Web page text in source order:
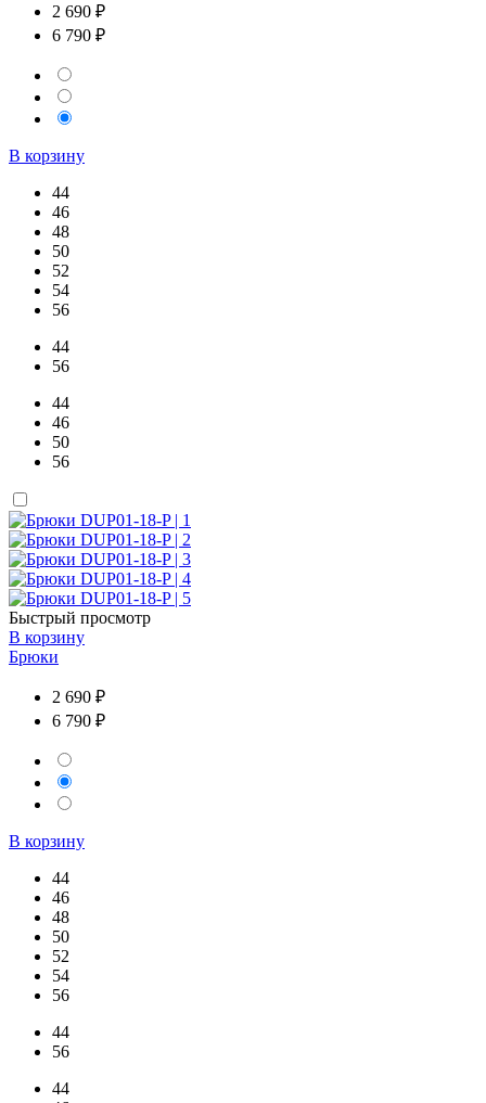
2 690 ₽
6 790 ₽
В корзину
44
46
48
50
52
54
56
44
56
44
46
50
56
Быстрый просмотр
В корзину
Брюки
2 690 ₽
6 790 ₽
В корзину
44
46
48
50
52
54
56
44
56
44